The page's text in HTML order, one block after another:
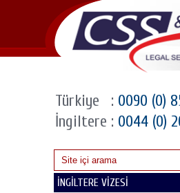
Türkiye : 0090 (0)
İngiltere : 0044 (0)
İNGİLTERE VİZESİ